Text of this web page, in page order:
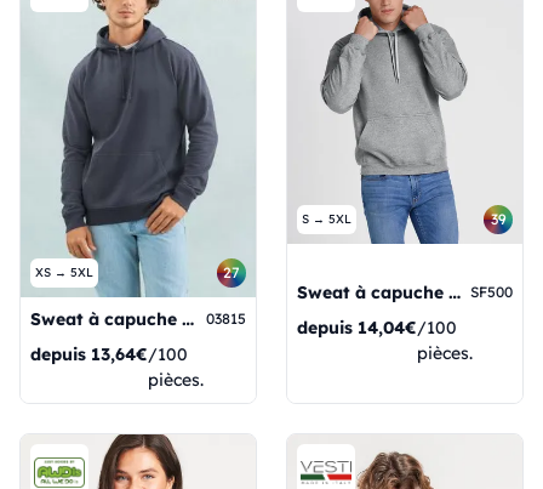
XS → 5XL 27
Sweat à capuche unisexe Condor 03815
depuis 13,64€/100
pièces.
S → 5XL 39
Sweat à capuche en polaire mi-lourde Softstyle SF500
depuis 14,04€/100
pièces.